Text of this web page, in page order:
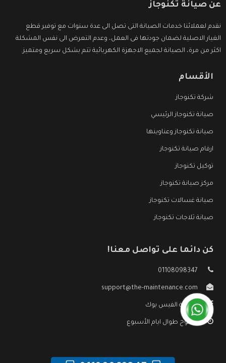
عن صيانة تكنوجاز
نقدم لعملائنا خدمات الصيانة التى تصل الى عدة سنوات مع توفير قطع
الغيار الاصلية لضمان جودتها فى العمل، وعدم التعرض الى نفس المشكلة
اكثر من مرة، الصيانة لجميع الاجهزة الكهربائية تتم بشكل سريع ومتميز.
الأقسام
شركة تكنوجاز
صيانة تكنوجاز الرئيسي
صيانة تكنوجاز وعناوينها
ارقام صيانة تكنوجاز
توكيل تكنوجاز
مركز صيانة تكنوجاز
صيانة غسالات تكنوجاز
صيانة ثلاجات تكنوجاز
كن دائما على تواصل معنا!
01108098347
support@the-maintenance.com
صفحة الفيس بوك
مفتوح طوال ايام الأسبوع